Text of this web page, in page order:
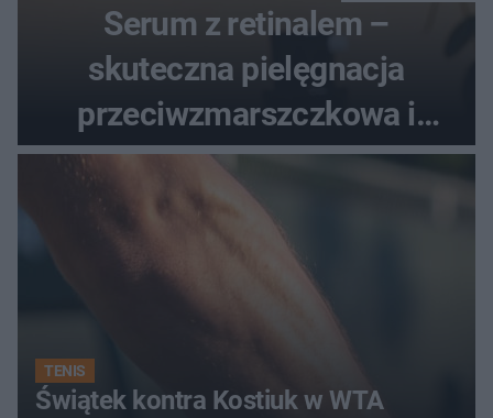
Serum z retinalem –
skuteczna pielęgnacja
przeciwzmarszczkowa i
regenerująca
TENIS
Świątek kontra Kostiuk w WTA